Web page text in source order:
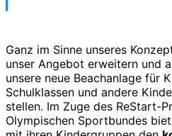
Ganz im Sinne unseres
unser Angebot erweitern und
unsere neue Beachanlage für
Schulklassen und andere
stellen. Im Zuge des ReStart-
Olympischen Sportbundes